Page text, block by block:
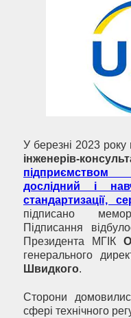
У березні 2023 року
інженерів-
підприємством
дослідний і
стандартизації,
підписано
Підписання
Президента МГІК
генерального
Швидкого.
Сторони
сфері технічного